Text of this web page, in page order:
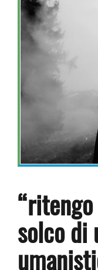
solco di